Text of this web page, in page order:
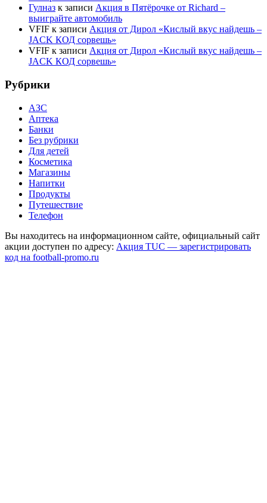
Гулназ к записи Акция в Пятёрочке от Richard –
выиграйте автомобиль
VFIF к записи Акция от Дирол «Кислый вкус найдешь –
JACK КОД сорвешь»
VFIF к записи Акция от Дирол «Кислый вкус найдешь –
JACK КОД сорвешь»
Рубрики
АЗС
Аптека
Банки
Без рубрики
Для детей
Косметика
Магазины
Напитки
Продукты
Путешествие
Телефон
Вы находитесь на информационном сайте, официальный сайт
акции доступен по адресу: Акция TUC — зарегистрировать
код на football-promo.ru